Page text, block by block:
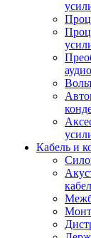
Кабель и